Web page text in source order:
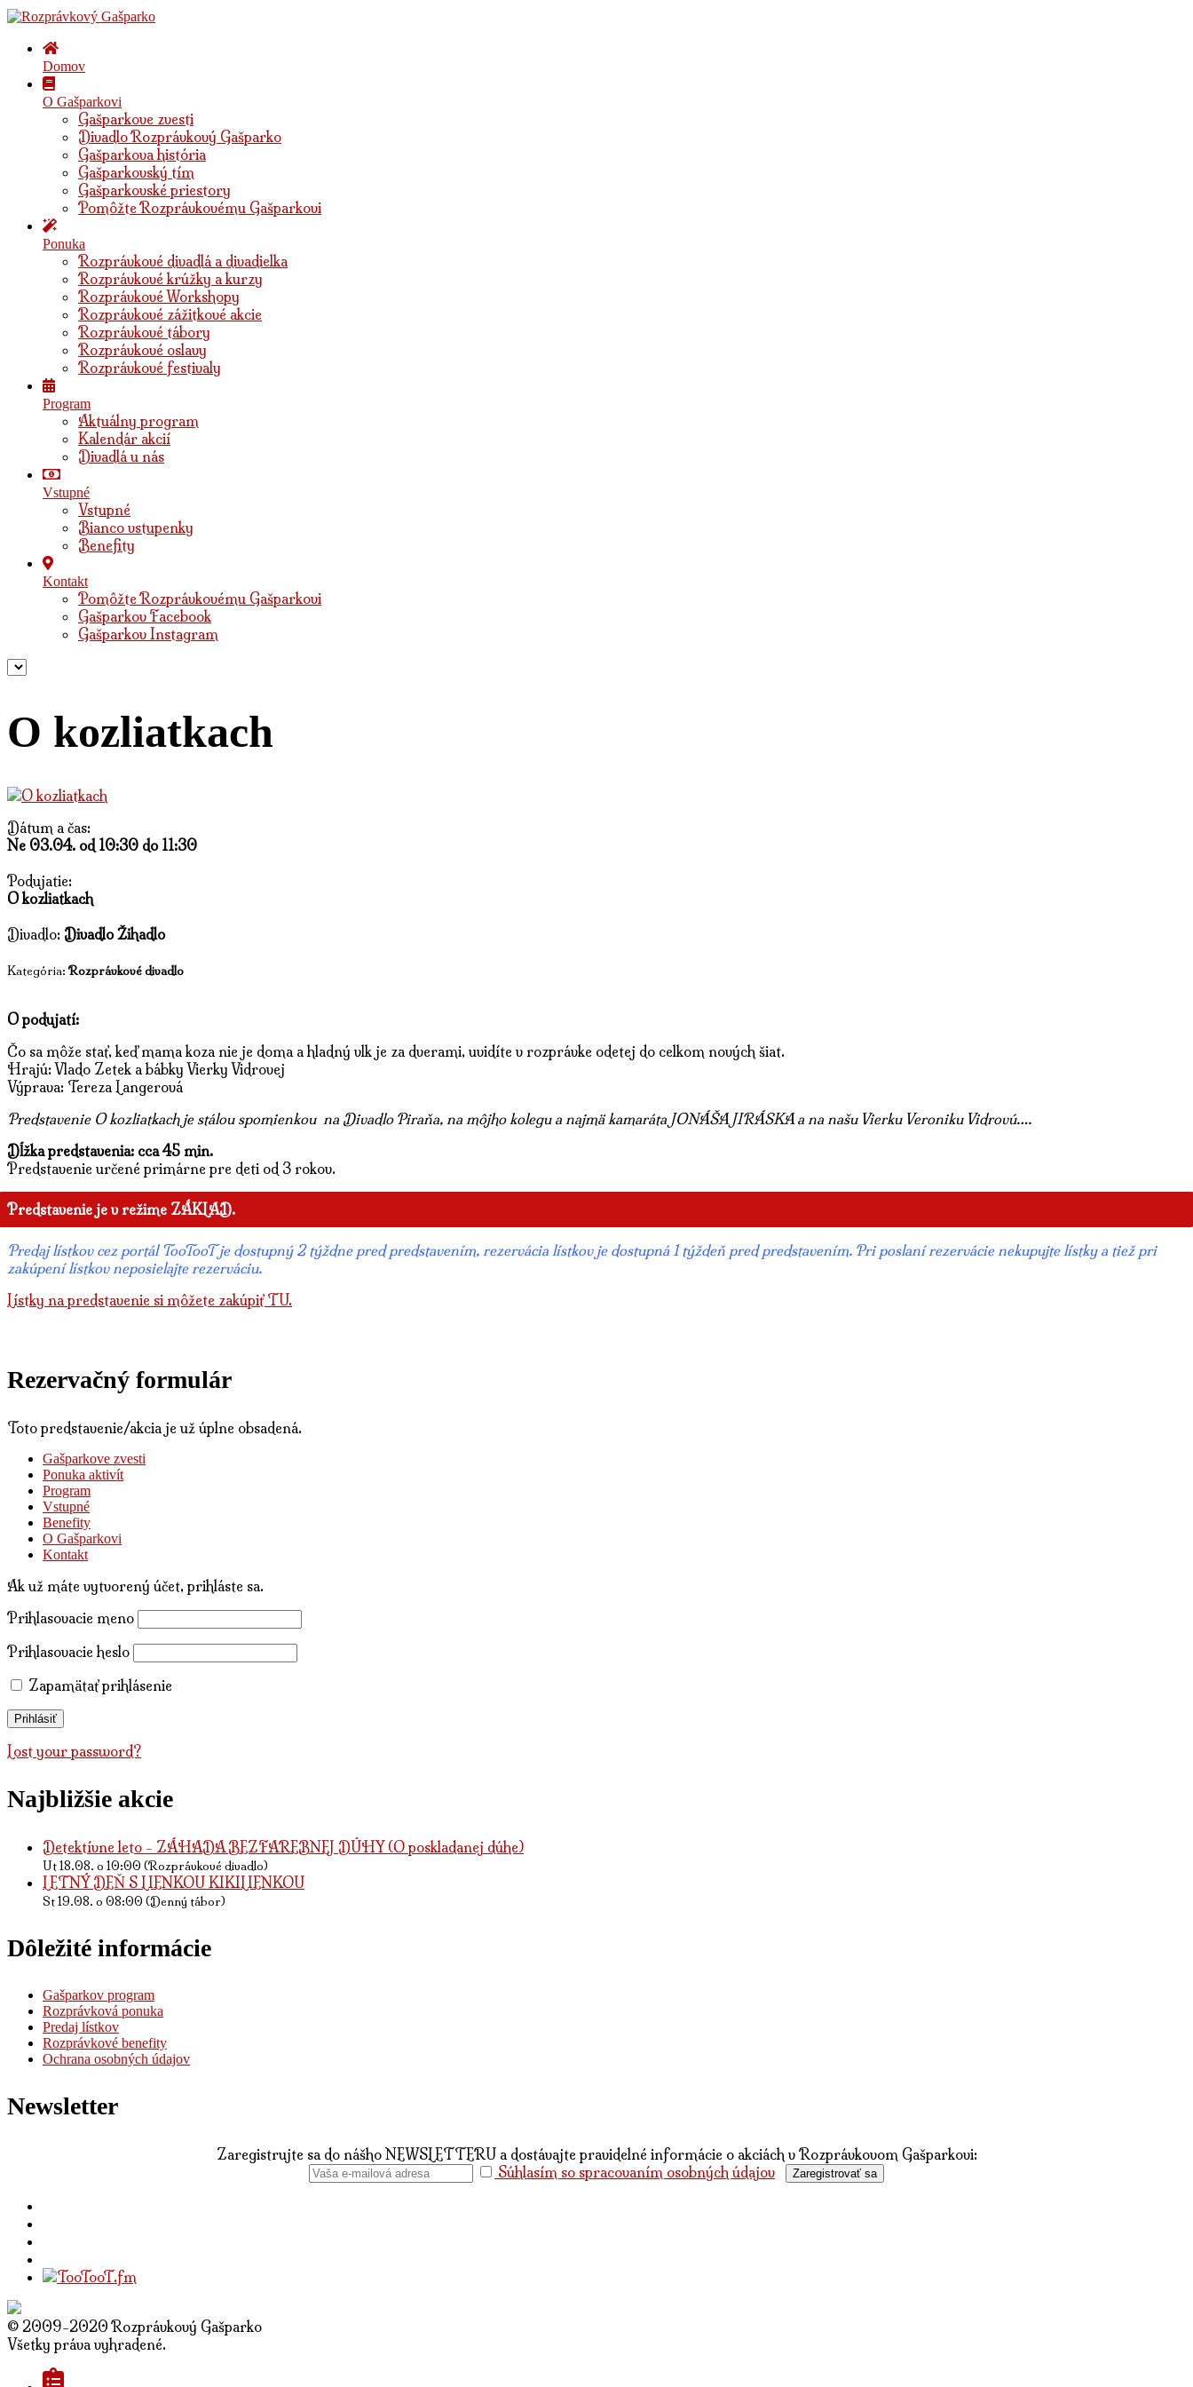
Domov
O Gašparkovi
Gašparkove zvesti
Divadlo Rozprávkový Gašparko
Gašparkova história
Gašparkovský tím
Gašparkovské priestory
Pomôžte Rozprávkovému Gašparkovi
Ponuka
Rozprávkové divadlá a divadielka
Rozprávkové krúžky a kurzy
Rozprávkové Workshopy
Rozprávkové zážitkové akcie
Rozprávkové tábory
Rozprávkové oslavy
Rozprávkové festivaly
Program
Aktuálny program
Kalendár akcií
Divadlá u nás
Vstupné
Vstupné
Bianco vstupenky
Benefity
Kontakt
Pomôžte Rozprávkovému Gašparkovi
Gašparkov Facebook
Gašparkov Instagram
O kozliatkach
Dátum a čas:
Ne 03.04. od 10:30 do 11:30
Podujatie:
O kozliatkach
Divadlo: Divadlo Žihadlo
Kategória:Rozprávkové divadlo
O podujatí:
Čo sa môže stať, keď mama koza nie je doma a hladný vlk je za dverami, uvidíte v rozprávke odetej do celkom nových šiat.
Hrajú: Vlado Zetek a bábky Vierky Vidrovej
Výprava: Tereza Langerová
Predstavenie O kozliatkach je stálou spomienkou na Divadlo Piraňa, na môjho kolegu a najmä kamaráta JONÁŠA JIRÁSKA a na našu Vierku Veroniku Vidrovú….
Dĺžka predstavenia: cca 45 min.
Predstavenie určené primárne pre deti od 3 rokov.
Predstavenie je v režime ZÁKLAD.
Predaj lístkov cez portál TooTooT je dostupný 2 týždne pred predstavením, rezervácia lístkov je dostupná 1 týždeň pred predstavením. Pri poslaní rezervácie nekupujte lístky a tiež pri
zakúpení lístkov neposielajte rezerváciu.
Lístky na predstavenie si môžete zakúpiť TU.
Rezervačný formulár
Toto predstavenie/akcia je už úplne obsadená.
Gašparkove zvesti
Ponuka aktivít
Program
Vstupné
Benefity
O Gašparkovi
Kontakt
Ak už máte vytvorený účet, prihláste sa.
Prihlasovacie meno
Prihlasovacie heslo
Zapamätať prihlásenie
Lost your password?
Najbližšie akcie
Detektívne leto - ZÁHADA BEZFAREBNEJ DÚHY (O poskladanej dúhe)
Ut 18.08. o 10:00 (Rozprávkové divadlo)
LETNÝ DEŇ S LIENKOU KIKILIENKOU
St 19.08. o 08:00 (Denný tábor)
Dôležité informácie
Gašparkov program
Rozprávková ponuka
Predaj lístkov
Rozprávkové benefity
Ochrana osobných údajov
Newsletter
Zaregistrujte sa do nášho NEWSLETTERU a dostávajte pravidelné informácie o akciách v Rozprávkovom Gašparkovi:
Súhlasím so spracovaním osobných údajov
Zaregistrovať sa
© 2009-2020 Rozprávkový Gašparko
Všetky práva vyhradené.